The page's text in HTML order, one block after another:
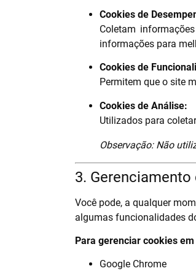
Cookies de
Coletam
informações para
Cookies de
Permitem que o site
Cookies de Análise:
Utilizados para
Observação: Não
3.
Você pode, a qualquer
algumas funcionalidades
Para gerenciar cookies
Google Chrome